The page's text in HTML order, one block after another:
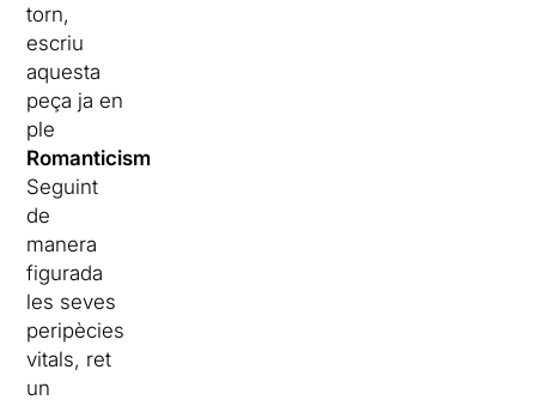
torn,
escriu
aquesta
peça ja en
ple
Romanticisme
Seguint
de
manera
figurada
les seves
peripècies
vitals, ret
un